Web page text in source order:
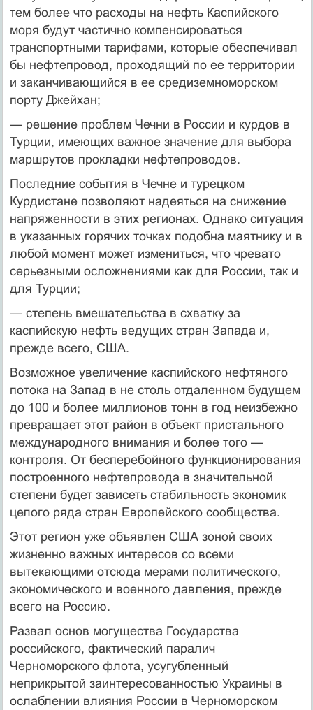
тем более что расходы на нефть Каспийского
моря будут частично компенсироваться
транспортными тарифами, которые обеспечивал
бы нефтепровод, проходящий по ее территории
и заканчивающийся в ее средиземноморском
порту Джейхан;
— решение проблем Чечни в России и курдов в
Турции, имеющих важное значение для выбора
маршрутов прокладки нефтепроводов.
Последние события в Чечне и турецком
Курдистане позволяют надеяться на снижение
напряженности в этих регионах. Однако ситуация
в указанных горячих точках подобна маятнику и в
любой момент может измениться, что чревато
серьезными осложнениями как для России, так и
для Турции;
— степень вмешательства в схватку за
каспийскую нефть ведущих стран Запада и,
прежде всего, США.
Возможное увеличение каспийского нефтяного
потока на Запад в не столь отдаленном будущем
до 100 и более миллионов тонн в год неизбежно
превращает этот район в объект пристального
международного внимания и более того —
контроля. От бесперебойного функционирования
построенного нефтепровода в значительной
степени будет зависеть стабильность экономик
целого ряда стран Европейского сообщества.
Этот регион уже объявлен США зоной своих
жизненно важных интересов со всеми
вытекающими отсюда мерами политического,
экономического и военного давления, прежде
всего на Россию.
Развал основ могущества Государства
российского, фактический паралич
Черноморского флота, усугубленный
неприкрытой заинтересованностью Украины в
ослаблении влияния России в Черноморском